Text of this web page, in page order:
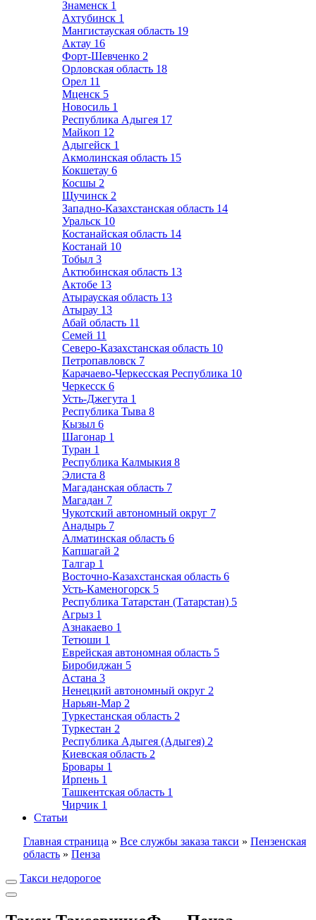
Знаменск 1
Ахтубинск 1
Мангистауская область 19
Актау 16
Форт-Шевченко 2
Орловская область 18
Орел 11
Мценск 5
Новосиль 1
Республика Адыгея 17
Майкоп 12
Адыгейск 1
Акмолинская область 15
Кокшетау 6
Косшы 2
Щучинск 2
Западно-Казахстанская область 14
Уральск 10
Костанайская область 14
Костанай 10
Тобыл 3
Актюбинская область 13
Актобе 13
Атырауская область 13
Атырау 13
Абай область 11
Семей 11
Северо-Казахстанская область 10
Петропавловск 7
Карачаево-Черкесская Республика 10
Черкесск 6
Усть-Джегута 1
Республика Тыва 8
Кызыл 6
Шагонар 1
Туран 1
Республика Калмыкия 8
Элиста 8
Магаданская область 7
Магадан 7
Чукотский автономный округ 7
Анадырь 7
Алматинская область 6
Капшагай 2
Талгар 1
Восточно-Казахстанская область 6
Усть-Каменогорск 5
Республика Татарстан (Татарстан) 5
Агрыз 1
Азнакаево 1
Тетюши 1
Еврейская автономная область 5
Биробиджан 5
Астана 3
Ненецкий автономный округ 2
Нарьян-Мар 2
Туркестанская область 2
Туркестан 2
Республика Адыгея (Адыгея) 2
Киевская область 2
Бровары 1
Ирпень 1
Ташкентская область 1
Чирчик 1
Статьи
Главная страница » Все службы заказа такси » Пензенская
область » Пенза
Такси недорогое